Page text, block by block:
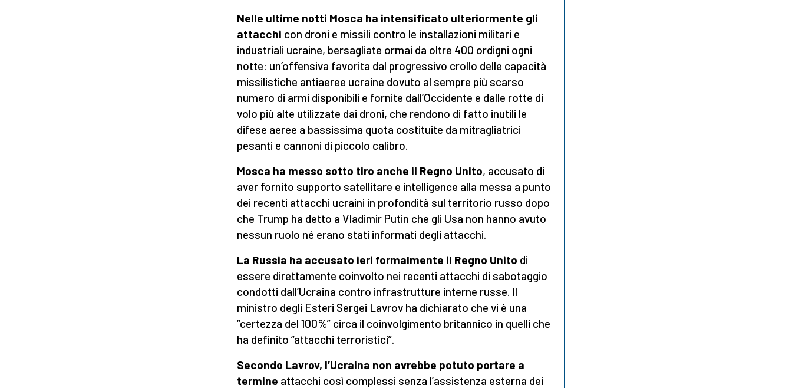
Nelle ultime notti Mosca ha intensificato ulteriormente gli
attacchi con droni e missili contro le installazioni militari e
industriali ucraine, bersagliate ormai da oltre 400 ordigni ogni
notte: un’offensiva favorita dal progressivo crollo delle capacità
missilistiche antiaeree ucraine dovuto al sempre più scarso
numero di armi disponibili e fornite dall’Occidente e dalle rotte di
volo più alte utilizzate dai droni, che rendono di fatto inutili le
difese aeree a bassissima quota costituite da mitragliatrici
pesanti e cannoni di piccolo calibro.
Mosca ha messo sotto tiro anche il Regno Unito, accusato di
aver fornito supporto satellitare e intelligence alla messa a punto
dei recenti attacchi ucraini in profondità sul territorio russo dopo
che Trump ha detto a Vladimir Putin che gli Usa non hanno avuto
nessun ruolo né erano stati informati degli attacchi.
La Russia ha accusato ieri formalmente il Regno Unito di
essere direttamente coinvolto nei recenti attacchi di sabotaggio
condotti dall’Ucraina contro infrastrutture interne russe. Il
ministro degli Esteri Sergei Lavrov ha dichiarato che vi è una
“certezza del 100%” circa il coinvolgimento britannico in quelli che
ha definito “attacchi terroristici”.
Secondo Lavrov, l’Ucraina non avrebbe potuto portare a
termine attacchi così complessi senza l’assistenza esterna dei